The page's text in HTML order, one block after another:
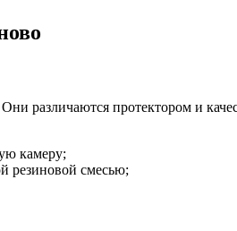
различаются протектором и
камеру;
резиновой смесью;